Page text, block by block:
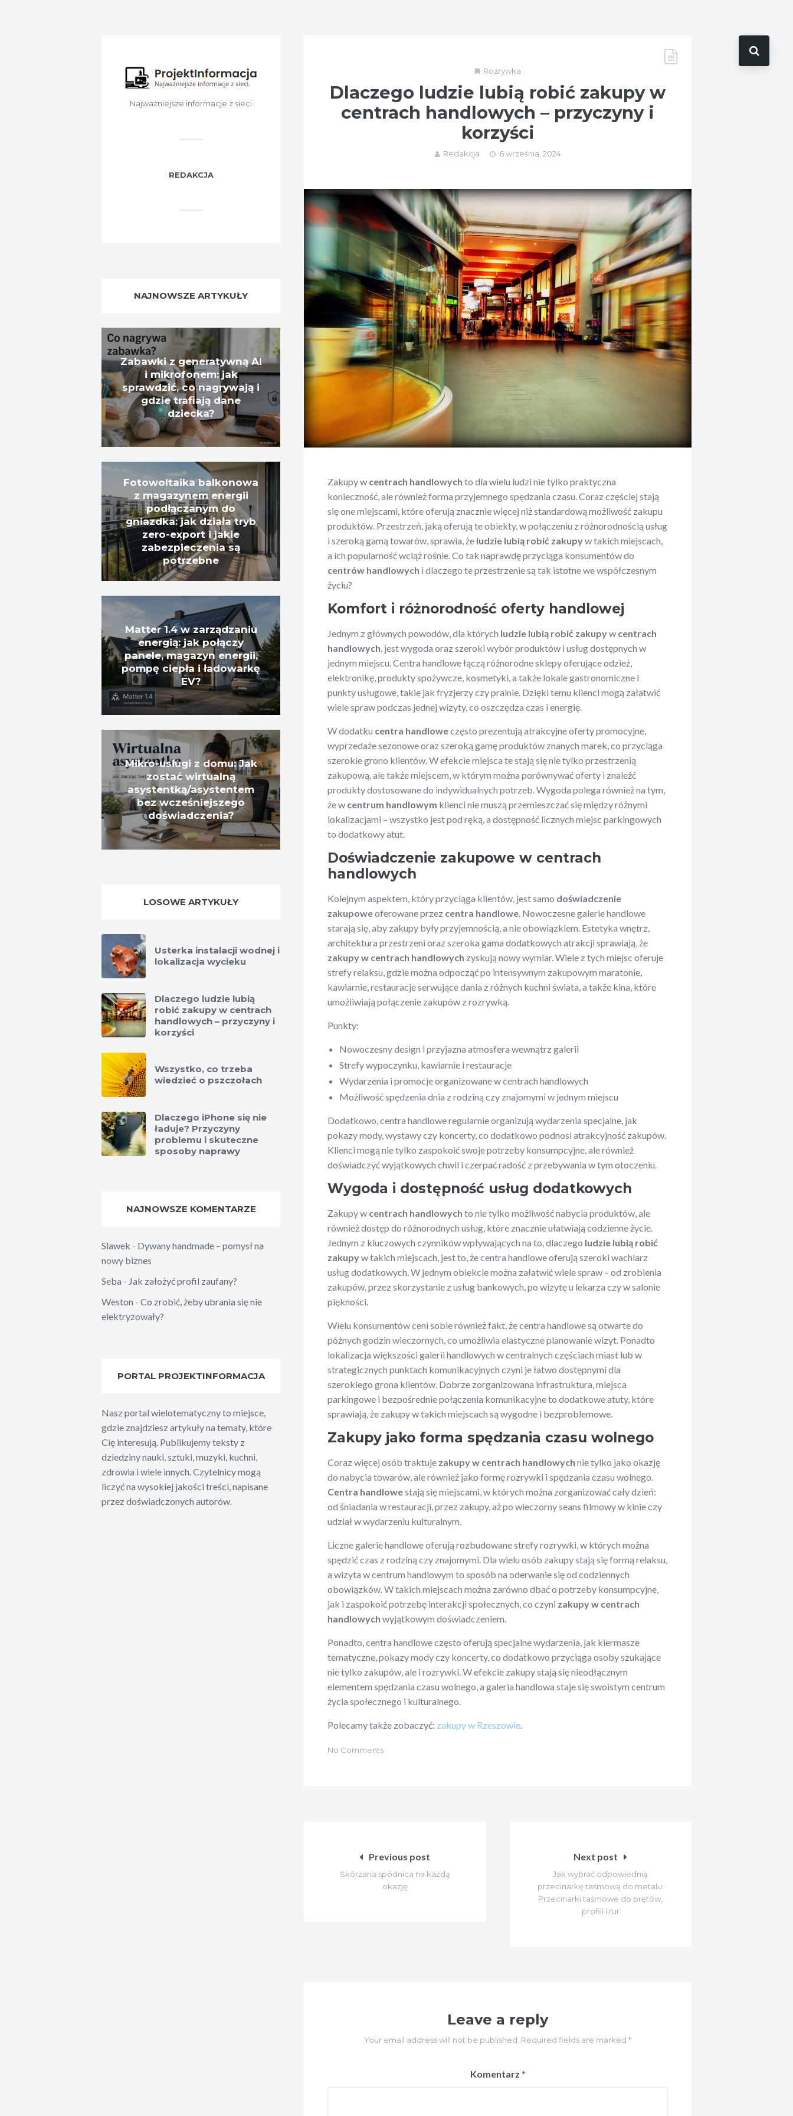
Rozrywka
Dlaczego ludzie lubią robić zakupy w
centrach handlowych – przyczyny i
korzyści
Redakcja 6 września, 2024
Zakupy w centrach handlowych to dla wielu ludzi nie tylko praktyczna
konieczność, ale również forma przyjemnego spędzania czasu. Coraz częściej stają
się one miejscami, które oferują znacznie więcej niż standardową możliwość zakupu
produktów. Przestrzeń, jaką oferują te obiekty, w połączeniu z różnorodnością usług
i szeroką gamą towarów, sprawia, że ludzie lubią robić zakupyw takich miejscach,
a ich popularność wciąż rośnie. Co tak naprawdę przyciąga konsumentów do
centrów handlowych i dlaczego te przestrzenie są tak istotne we współczesnym
życiu?
Komfort i różnorodność oferty handlowej
Jednym z głównych powodów, dla których ludzie lubią robić zakupyw centrach
handlowych, jest wygoda oraz szeroki wybór produktów i usług dostępnych w
jednym miejscu. Centra handlowe łączą różnorodne sklepy oferujące odzież,
elektronikę, produkty spożywcze, kosmetyki, a także lokale gastronomiczne i
punkty usługowe, takie jak fryzjerzy czy pralnie. Dzięki temu klienci mogą załatwić
wiele spraw podczas jednej wizyty, co oszczędza czas i energię.
W dodatku centra handloweczęsto prezentują atrakcyjne oferty promocyjne,
wyprzedaże sezonowe oraz szeroką gamę produktów znanych marek, co przyciąga
szerokie grono klientów. W efekcie miejsca te stają się nie tylko przestrzenią
zakupową, ale także miejscem, w którym można porównywać oferty i znaleźć
produkty dostosowane do indywidualnych potrzeb. Wygoda polega również na tym,
że w centrum handlowym klienci nie muszą przemieszczać się między różnymi
lokalizacjami – wszystko jest pod ręką, a dostępność licznych miejsc parkingowych
to dodatkowy atut.
Doświadczenie zakupowe w centrach
handlowych
Kolejnym aspektem, który przyciąga klientów, jest samo doświadczenie
zakupoweoferowane przez centra handlowe. Nowoczesne galerie handlowe
starają się, aby zakupy były przyjemnością, a nie obowiązkiem. Estetyka wnętrz,
architektura przestrzeni oraz szeroka gama dodatkowych atrakcji sprawiają, że
zakupy w centrach handlowych zyskują nowy wymiar. Wiele z tych miejsc oferuje
strefy relaksu, gdzie można odpocząć po intensywnym zakupowym maratonie,
kawiarnie, restauracje serwujące dania z różnych kuchni świata, a także kina, które
umożliwiają połączenie zakupów z rozrywką.
Punkty:
Nowoczesny design i przyjazna atmosfera wewnątrz galerii
Strefy wypoczynku, kawiarnie i restauracje
Wydarzenia i promocje organizowane w centrach handlowych
Możliwość spędzenia dnia z rodziną czy znajomymi w jednym miejscu
Dodatkowo, centra handlowe regularnie organizują wydarzenia specjalne, jak
pokazy mody, wystawy czy koncerty, co dodatkowo podnosi atrakcyjność zakupów.
Klienci mogą nie tylko zaspokoić swoje potrzeby konsumpcyjne, ale również
doświadczyć wyjątkowych chwil i czerpać radość z przebywania w tym otoczeniu.
Wygoda i dostępność usług dodatkowych
Zakupy w centrach handlowych to nie tylko możliwość nabycia produktów, ale
również dostęp do różnorodnych usług, które znacznie ułatwiają codzienne życie.
Jednym z kluczowych czynników wpływających na to, dlaczego ludzie lubią robić
zakupyw takich miejscach, jest to, że centra handlowe oferują szeroki wachlarz
usług dodatkowych. W jednym obiekcie można załatwić wiele spraw – od zrobienia
zakupów, przez skorzystanie z usług bankowych, po wizytę u lekarza czy w salonie
piękności.
Wielu konsumentów ceni sobie również fakt, że centra handlowe są otwarte do
późnych godzin wieczornych, co umożliwia elastyczne planowanie wizyt. Ponadto
lokalizacja większości galerii handlowych w centralnych częściach miast lub w
strategicznych punktach komunikacyjnych czyni je łatwo dostępnymi dla
szerokiego grona klientów. Dobrze zorganizowana infrastruktura, miejsca
parkingowe i bezpośrednie połączenia komunikacyjne to dodatkowe atuty, które
sprawiają, że zakupy w takich miejscach są wygodne i bezproblemowe.
Zakupy jako forma spędzania czasu wolnego
Coraz więcej osób traktuje zakupy w centrach handlowych nie tylko jako okazję
do nabycia towarów, ale również jako formę rozrywki i spędzania czasu wolnego.
Centra handlowestają się miejscami, w których można zorganizować cały dzień:
od śniadania w restauracji, przez zakupy, aż po wieczorny seans filmowy w kinie czy
udział w wydarzeniu kulturalnym.
Liczne galerie handlowe oferują rozbudowane strefy rozrywki, w których można
spędzić czas z rodziną czy znajomymi. Dla wielu osób zakupy stają się formą relaksu,
a wizyta w centrum handlowym to sposób na oderwanie się od codziennych
obowiązków. W takich miejscach można zarówno dbać o potrzeby konsumpcyjne,
jak i zaspokoić potrzebę interakcji społecznych, co czyni zakupy w centrach
handlowych wyjątkowym doświadczeniem.
Ponadto, centra handlowe często oferują specjalne wydarzenia, jak kiermasze
tematyczne, pokazy mody czy koncerty, co dodatkowo przyciąga osoby szukające
nie tylko zakupów, ale i rozrywki. W efekcie zakupy stają się nieodłącznym
elementem spędzania czasu wolnego, a galeria handlowa staje się swoistym centrum
życia społecznego i kulturalnego.
Polecamy także zobaczyć: zakupy w Rzeszowie.
No Comments
Previous post
Skórzana spódnica na każdą
okazję
Next post
Jak wybrać odpowiednią
przecinarkę taśmową do metalu:
Przecinarki taśmowe do prętów,
profili i rur
Leave a reply
Your email address will not be published. Required fields are marked *
Komentarz *
Najważniejsze informacje z sieci
REDAKCJA
NAJNOWSZE ARTYKUŁY
Zabawki z generatywną AI
i mikrofonem: jak
sprawdzić, co nagrywają i
gdzie trafiają dane
dziecka?
Fotowoltaika balkonowa
z magazynem energii
podłączanym do
gniazdka: jak działa tryb
zero-export i jakie
zabezpieczenia są
potrzebne
Matter 1.4 w zarządzaniu
energią: jak połączy
panele, magazyn energii,
pompę ciepła i ładowarkę
EV?
Mikro-usługi z domu: Jak
zostać wirtualną
asystentką/asystentem
bez wcześniejszego
doświadczenia?
LOSOWE ARTYKUŁY
Usterka instalacji wodnej i
lokalizacja wycieku
Dlaczego ludzie lubią
robić zakupy w centrach
handlowych – przyczyny i
korzyści
Wszystko, co trzeba
wiedzieć o pszczołach
Dlaczego iPhone się nie
ładuje? Przyczyny
problemu i skuteczne
sposoby naprawy
NAJNOWSZE KOMENTARZE
Slawek - Dywany handmade – pomysł na
nowy biznes
Seba - Jak założyć profil zaufany?
Weston - Co zrobić, żeby ubrania się nie
elektryzowały?
PORTAL PROJEKTINFORMACJA
Nasz portal wielotematyczny to miejsce,
gdzie znajdziesz artykuły na tematy, które
Cię interesują. Publikujemy teksty z
dziedziny nauki, sztuki, muzyki, kuchni,
zdrowia i wiele innych. Czytelnicy mogą
liczyć na wysokiej jakości treści, napisane
przez doświadczonych autorów.